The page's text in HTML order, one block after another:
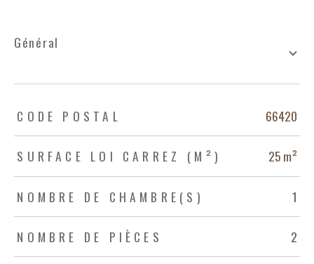
général
TRAD_ZEPHYR_Caracteristique
CODE POSTAL 66420
SURFACE LOI CARREZ (M²) 25 m²
NOMBRE DE CHAMBRE(S) 1
NOMBRE DE PIÈCES 2